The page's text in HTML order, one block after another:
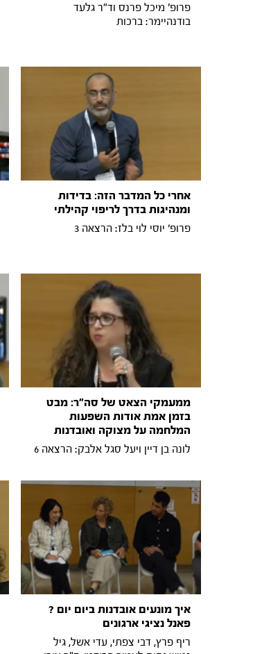
פרופ' מיכל פרנס וד"ר גלעד
בודנהיימר: ברכות
אחרי כל המדבר הזה: בדידות
ומנהיגות בדרך לריפוי קהילתי
פרופ׳ יוסי לוי בלז: הרצאה 3
ממעמקי הצאט של סה"ר: מבט
בזמן אמת אודות השפעות
המלחמה על מצוקה ואובדנות
לונה בן דיין ויעל סגל אלבק: הרצאה 6
איך מונעים אובדנות ביום יום ?
פאנל נציגי ארגונים
ריף פרץ, דבי צפתי, עדי אשל, גיל